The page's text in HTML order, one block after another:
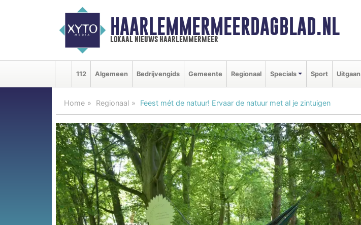
HAARLEMMERMEERDAGBLAD.NL
lokaal nieuws haarlemmermeer
112 Algemeen Bedrijvengids Gemeente Regionaal Specials Sport Uitgaan
Home Regionaal Feest mét de natuur! Ervaar de natuur met al je zintuigen